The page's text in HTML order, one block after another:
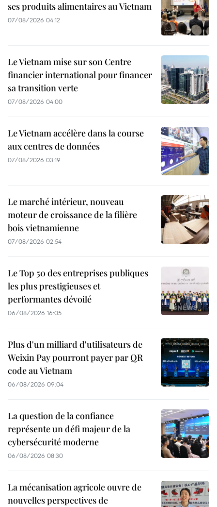
ses produits alimentaires au Vietnam
07/08/2026 04:12
Le Vietnam mise sur son Centre
financier international pour financer
sa transition verte
07/08/2026 04:00
Le Vietnam accélère dans la course
aux centres de données
07/08/2026 03:19
Le marché intérieur, nouveau
moteur de croissance de la filière
bois vietnamienne
07/08/2026 02:54
Le Top 50 des entreprises publiques
les plus prestigieuses et
performantes dévoilé
06/08/2026 16:05
Plus d'un milliard d'utilisateurs de
Weixin Pay pourront payer par QR
code au Vietnam
06/08/2026 09:04
La question de la confiance
représente un défi majeur de la
cybersécurité moderne
06/08/2026 08:30
La mécanisation agricole ouvre de
nouvelles perspectives de